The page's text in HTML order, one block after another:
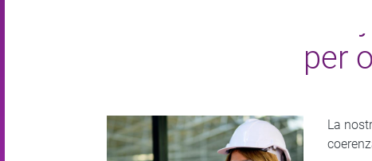
Markem-
per
La